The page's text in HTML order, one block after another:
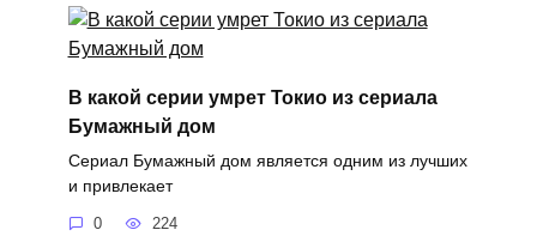
В какой серии умрет Токио из сериала
Бумажный дом
Сериал Бумажный дом является одним из лучших
и привлекает
0 224